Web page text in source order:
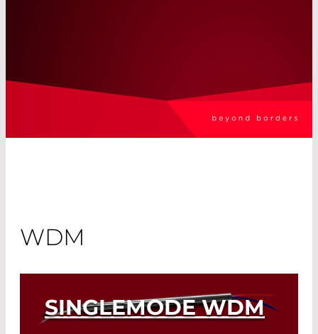
WDM
SINGLEMODE WDM